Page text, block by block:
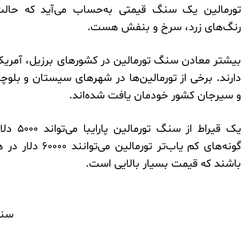
تورمالین یک سنگ قیمتی به‌حساب می‌آید که حالت
رنگ‌های زرد، سرخ و بنفش هست.
بیشتر معادن سنگ تورمالین در کشورهای برزیل،
دارند. برخی از تورمالین‌ها در شهرهای سیستان و
و سیرجان کشور خودمان یافت شده‌اند.
یک قیراط
گونه‌های کم یاب‌تر
باشند که قیمت بسیار بالایی است.